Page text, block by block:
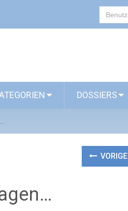
DOSSIERS
VORIGE